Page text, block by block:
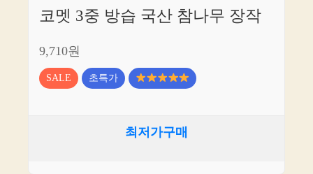
코멧 3중 방습 국산 참나무 장작
9,710원
SALE 초특가
최저가구매